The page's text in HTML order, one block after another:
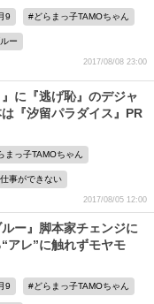
9 どらまっ子TAMOちゃん
ー
2017/08/08 23:00
に『逃げ恥』のデジャ
『汐留パラダイス』PR
まっ子TAMOちゃん
事ができない
2017/08/05 12:00
ー』脚本家チェンジに
レ”に触れずモヤモ
9 どらまっ子TAMOちゃん